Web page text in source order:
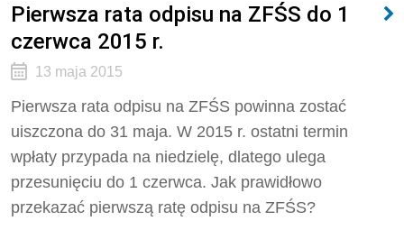
Pierwsza rata odpisu na ZFŚS do 1
czerwca 2015 r.
13 maja 2015
Pierwsza rata odpisu na ZFŚS powinna zostać
uiszczona do 31 maja. W 2015 r. ostatni termin
wpłaty przypada na niedzielę, dlatego ulega
przesunięciu do 1 czerwca. Jak prawidłowo
przekazać pierwszą ratę odpisu na ZFŚS?